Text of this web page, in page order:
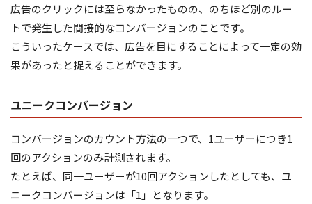
広告のクリックには至らなかったものの、のちほど別のルー
トで発生した間接的なコンバージョンのことです。
こういったケースでは、広告を目にすることによって一定の効
果があったと捉えることができます。
ユニークコンバージョン
コンバージョンのカウント方法の一つで、1ユーザーにつき1
回のアクションのみ計測されます。
たとえば、同一ユーザーが10回アクションしたとしても、ユ
ニークコンバージョンは「1」となります。